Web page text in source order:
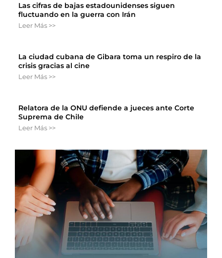
Las cifras de bajas estadounidenses siguen
fluctuando en la guerra con Irán
Leer Más >>
La ciudad cubana de Gibara toma un respiro de la
crisis gracias al cine
Leer Más >>
Relatora de la ONU defiende a jueces ante Corte
Suprema de Chile
Leer Más >>